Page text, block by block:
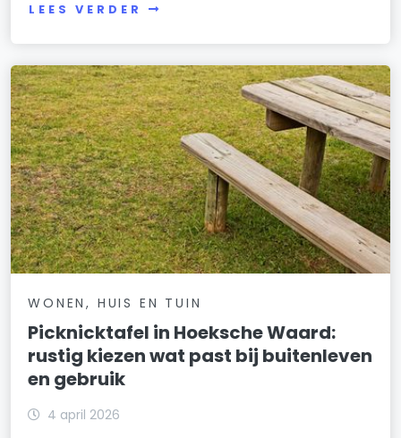
LEES VERDER
WONEN, HUIS EN TUIN
Picknicktafel in Hoeksche Waard:
rustig kiezen wat past bij buitenleven
en gebruik
4 april 2026